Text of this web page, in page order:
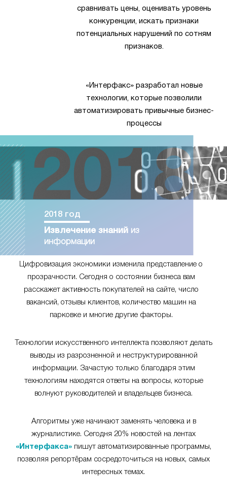
сравнивать цены, оценивать уровень
конкуренции, искать признаки
потенциальных нарушений по сотням
признаков.
«Интерфакс» разработал новые
технологии, которые позволили
автоматизировать привычные бизнес-
процессы
2018 год
Извлечение знаний из
информации
Цифровизация экономики изменила представление о
прозрачности. Сегодня о состоянии бизнеса вам
расскажет активность покупателей на сайте, число
вакансий, отзывы клиентов, количество машин на
парковке и многие другие факторы.
Технологии искусственного интеллекта позволяют делать
выводы из разрозненной и неструктурированной
информации. Зачастую только благодаря этим
технологиям находятся ответы на вопросы, которые
волнуют руководителей и владельцев бизнеса.
Алгоритмы уже начинают заменять человека и в
журналистике. Сегодня 20% новостей на лентах
«Интерфакса» пишут автоматизированные программы,
позволяя репортёрам сосредоточиться на новых, самых
интересных темах.